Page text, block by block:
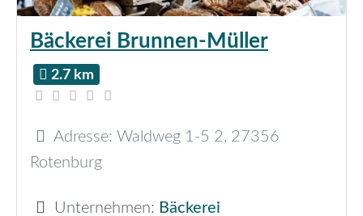
Bäckerei Brunnen-Müller
2.7 km
Adresse: Waldweg 1-5 2, 27356
Rotenburg
Unternehmen: Bäckerei